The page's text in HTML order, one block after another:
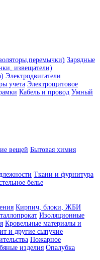
Зарядные
извещатели)
Электродвигатели
учета Электрощитовое
Кабель и провод Умный
вещей Бытовая химия
Ткани и фурнитура
белье
Кирпич, блоки, ЖБИ
Изоляционные
Кровельные материалы и
и другие сыпучие
Пожарное
изделия Опалубка